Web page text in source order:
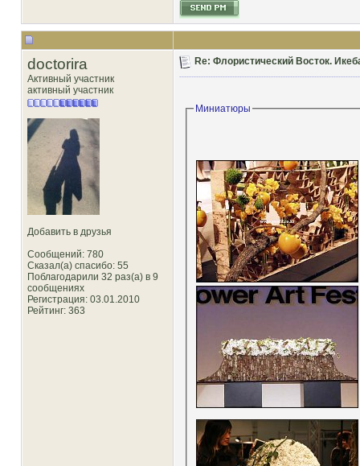
doctorira
Активный участник
активный участник
Добавить в друзья
Сообщений: 780
Сказал(а) спасибо: 55
Поблагодарили 32 раз(а) в 9
сообщениях
Регистрация: 03.01.2010
Рейтинг: 363
Re: Флористический Восток.
Миниатюры